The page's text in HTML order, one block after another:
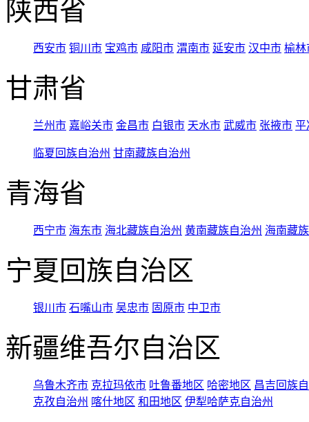
陕西省
西安市 铜川市 宝鸡市 咸阳市 渭南市 延安市 汉中市 榆林
甘肃省
兰州市 嘉峪关市 金昌市 白银市 天水市 武威市 张掖市 平
临夏回族自治州 甘南藏族自治州
青海省
西宁市 海东市 海北藏族自治州 黄南藏族自治州 海南藏
宁夏回族自治区
银川市 石嘴山市 吴忠市 固原市 中卫市
新疆维吾尔自治区
乌鲁木齐市 克拉玛依市 吐鲁番地区 哈密地区 昌吉回族
克孜自治州 喀什地区 和田地区 伊犁哈萨克自治州